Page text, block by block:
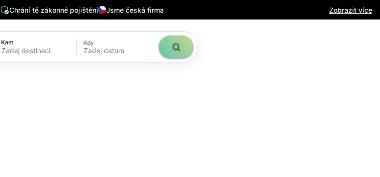
Chrání tě zákonné pojištění Jsme česká firma Zobrazit více
Kam Kdy
Zadej datum